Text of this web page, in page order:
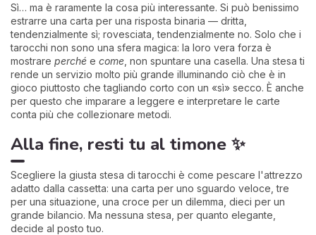
Sì… ma è raramente la cosa più interessante. Si può benissimo
estrarre una carta per una risposta binaria — dritta,
tendenzialmente sì; rovesciata, tendenzialmente no. Solo che i
tarocchi non sono una sfera magica: la loro vera forza è
mostrare perché e come , non spuntare una casella. Una stesa ti
rende un servizio molto più grande illuminando ciò che è in
gioco piuttosto che tagliando corto con un «sì» secco. È anche
per questo che imparare a leggere e interpretare le carte
conta più che collezionare metodi.
Alla fine, resti tu al timone ✨
Scegliere la giusta stesa di tarocchi è come pescare l'attrezzo
adatto dalla cassetta: una carta per uno sguardo veloce, tre
per una situazione, una croce per un dilemma, dieci per un
grande bilancio. Ma nessuna stesa, per quanto elegante,
decide al posto tuo.